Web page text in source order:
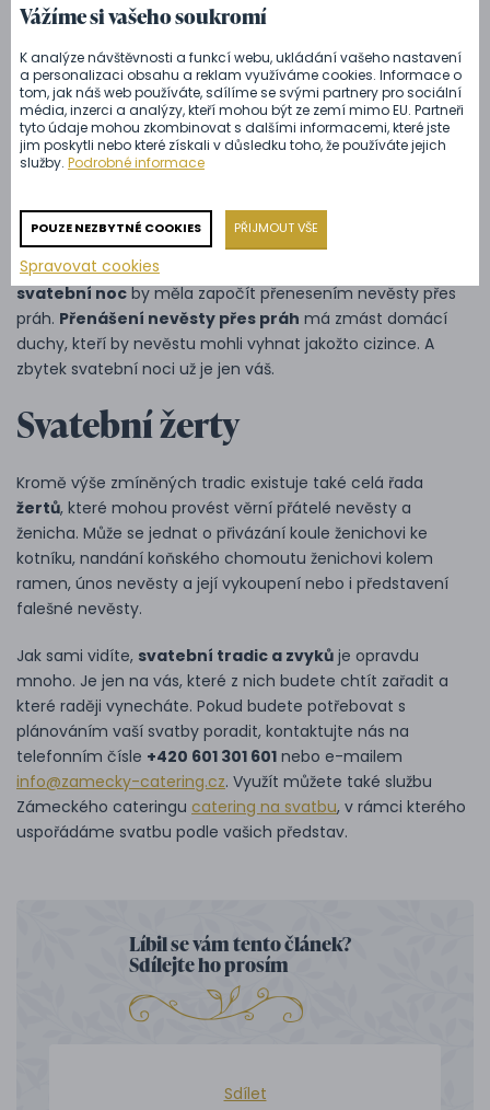
nevěsta nepřestřihne právě jejich stužku. Ta, která zůstane
svatební kytici.
Tradice a zvyky na svatbě
pouze pro novomanžele
Poslední svatební tradice je určena pouze pro
novomanžele. Zesvatební hostiny
budete postupně uchylovat ke svatební noci. Samotná
svatební noc by měla započít přenesením nevěsty přes
práh. Přenášení nevěsty přes práh má zmást domácí
duchy, kteří by nevěstu mohli vyhnat jakožto cizince. A
zbytek svatební noci už je jen váš.
Svatební žerty
Kromě výše zmíněných tradic existuje také celá řada
žertů, které mohou provést věrní přátelé nevěsty a
ženicha. Může se jednat o přivázání koule ženichovi ke
kotníku, nandání koňského chomoutu ženichovi kolem
ramen, únos nevěsty a její vykoupení nebo i představení
falešné nevěsty.
Jak sami vidíte, svatební tradic a zvyků je opravdu
mnoho. Je jen na vás, které z nich budete chtít zařadit a
které raději vynecháte. Pokud budete potřebovat s
plánováním vaší svatby poradit, kontaktujte nás na
telefonním čísle +420 601 301 601 nebo e-mailem
info@zamecky-catering.cz. Využít můžete také službu
Zámeckého cateringu catering na svatbu, v rámci kterého
uspořádáme svatbu podle vašich představ.
Líbil se vám tento článek?
Sdílejte ho prosím
Sdílet
Vážíme si vašeho soukromí
K analýze návštěvnosti a funkcí webu, ukládání vašeho nastavení
a personalizaci obsahu a reklam využíváme cookies. Informace o
tom, jak náš web používáte, sdílíme se svými partnery pro sociální
média, inzerci a analýzy, kteří mohou být ze zemí mimo EU. Partneři
tyto údaje mohou zkombinovat s dalšími informacemi, které jste
jim poskytli nebo které získali v důsledku toho, že používáte jejich
služby.Podrobné informace
POUZE NEZBYTNÉ COOKIES PŘIJMOUT VŠE
Spravovat cookies